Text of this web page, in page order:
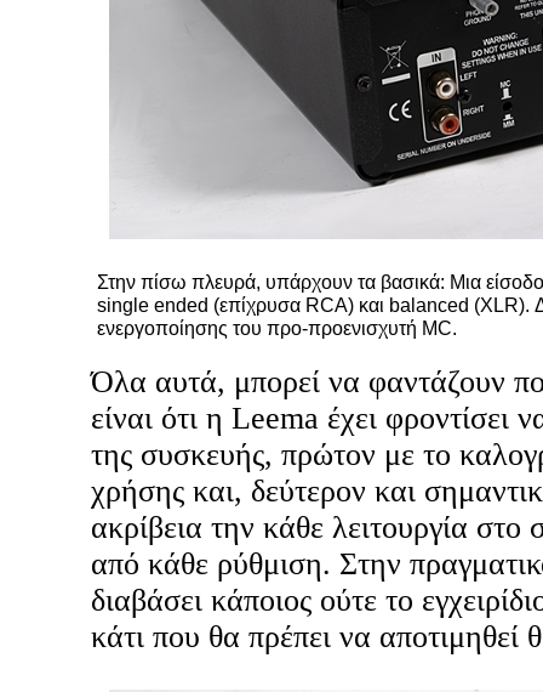
Στην πίσω πλευρά, υπάρχουν τα βασικά: Μια
single ended (επίχρυσα RCA) και balanced (XLR).
ενεργοποίησης του προ-προενισχυτή MC.
Όλα αυτά, μπορεί να φαντάζουν
είναι ότι η Leema έχει φροντίσει
της συσκευής, πρώτον με το
χρήσης και, δεύτερον και
ακρίβεια την κάθε λειτουργία
από κάθε ρύθμιση. Στην
διαβάσει κάποιος ούτε το
κάτι που θα πρέπει να αποτιμηθεί